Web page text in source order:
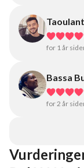
for 1 år
Bassa
for 2 år